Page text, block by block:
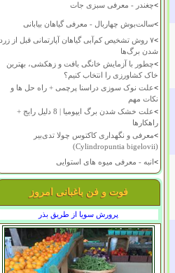
>چغندر - معرفی سبزی جات
>سالت‌بوش چهاربال - معرفی گیاهان بیابانی
>
۷ روش تشخیص کم‌آبی گیاهان آپارتمانی قبل از زرد
شدن برگ‌ها
>چطور با آزمایش خانگی بافت و زهکشی، بهترین
خاک کشاورزی را انتخاب کنیم؟
>علت نوک سوزی دراسنا پرچمی + راه حل ها و
نکات مهم
>
علت خشک شدن برگ ایپومیا | 8 دلیل رایج +
راهکارها
>معرفی و نگهداری کاکتوس چولا تدی‌بیر
(Cylindropuntia bigelovii)
>انبه - معرفی میوه های استوایی
فوت و فن باغبانی امروز
پرورش سویا از طریق بذر